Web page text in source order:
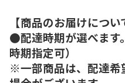
【商品のお届けについ
●配達時期が選べます
時期指定可）
※一部商品は、配達希